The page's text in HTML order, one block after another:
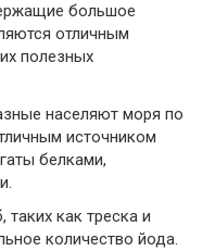
большое
отличным
полезных
населяют моря по
источником
белками,
как треска и
количество йода.